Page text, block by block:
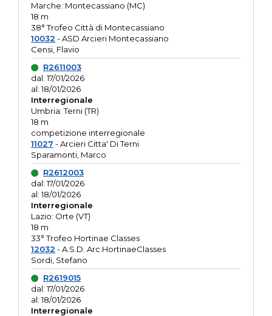
Marche: Montecassiano (MC)
18 m
38° Trofeo Città di Montecassiano
10032 - ASD Arcieri Montecassiano
Censi, Flavio
R2611003
dal: 17/01/2026
al: 18/01/2026
Interregionale
Umbria: Terni (TR)
18 m
competizione interregionale
11027 - Arcieri Citta' Di Terni
Sparamonti, Marco
R2612003
dal: 17/01/2026
al: 18/01/2026
Interregionale
Lazio: Orte (VT)
18 m
33° Trofeo Hortinae Classes
12032 - A.S.D. Arc.HortinaeClasses
Sordi, Stefano
R2619015
dal: 17/01/2026
al: 18/01/2026
Interregionale